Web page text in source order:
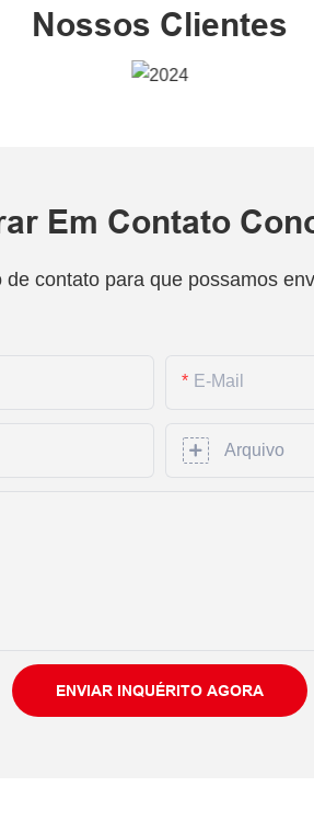
Nossos Clientes
Em Contato
contato para que possamos
E-Mail
Arquivo
ENVIAR INQUÉRITO AGORA